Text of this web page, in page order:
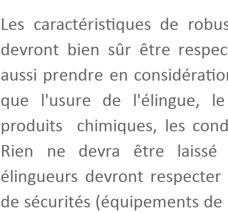
Les caractéristiques de
devront bien sûr être
aussi prendre en
que l'usure de l'élingue,
produits chimiques, les
Rien ne devra être
élingueurs devront
de sécurités (équipements